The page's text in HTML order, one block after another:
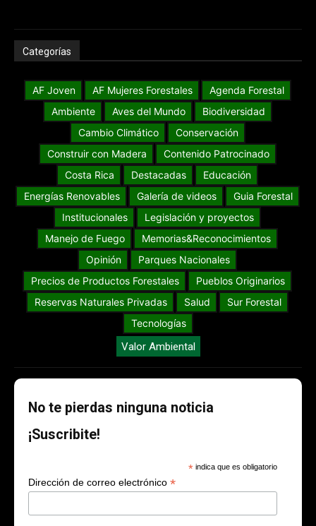
Categorías
AF Joven AF Mujeres Forestales
Agenda Forestal
Ambiente
Aves del Mundo
Biodiversidad
Cambio Climático
Conservación
Construir con Madera
Contenido Patrocinado
Costa Rica
Destacadas
Educación
Energías Renovables
Galería de videos
Guia Forestal
Institucionales
Legislación y proyectos
Manejo de Fuego
Memorias&Reconocimientos
Opinión
Parques Nacionales
Precios de Productos Forestales
Pueblos Originarios
Reservas Naturales Privadas
Salud
Sur Forestal
Tecnologías
Valor Ambiental
No te pierdas ninguna noticia
¡Suscribite!
* indica que es obligatorio
Dirección de correo electrónico *